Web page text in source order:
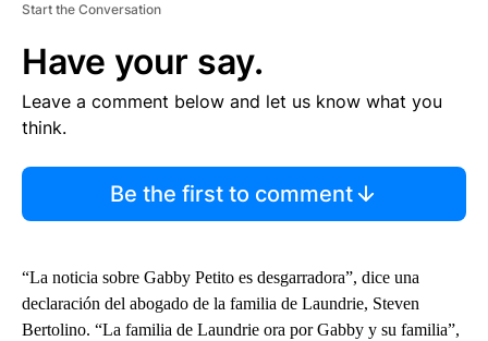
Start the Conversation
Have your say.
Leave a comment below and let us know what you
think.
Be the first to comment
“La noticia sobre Gabby Petito es desgarradora”, dice una
declaración del abogado de la familia de Laundrie, Steven
Bertolino. “La familia de Laundrie ora por Gabby y su familia”,